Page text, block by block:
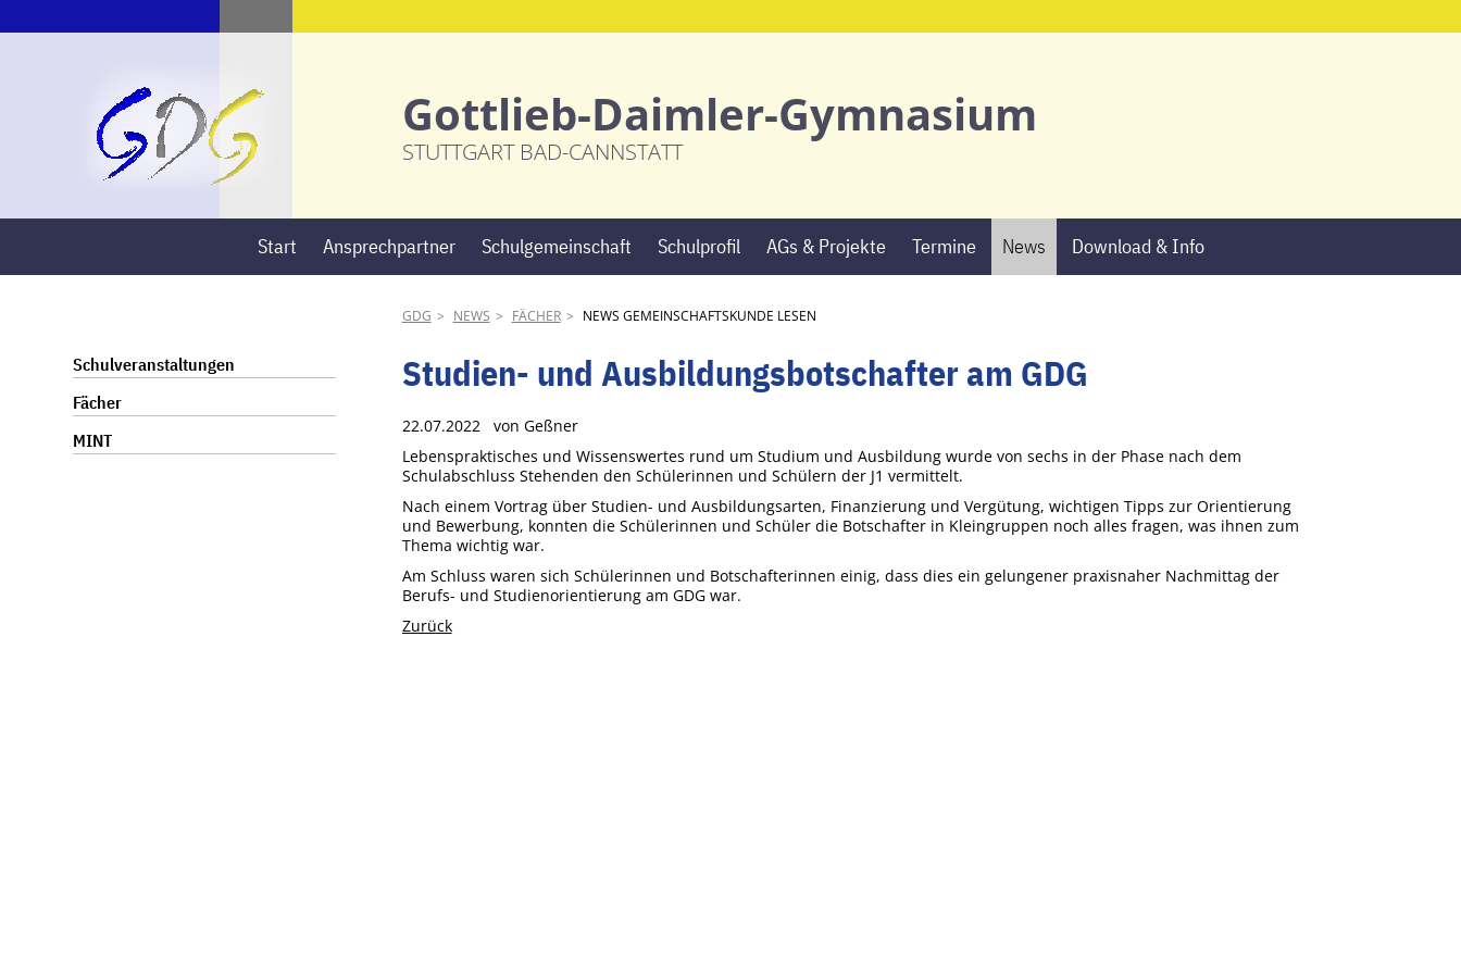
Gottlieb-Daimler-Gymnasium
STUTTGART BAD-CANNSTATT
überspringen
Start Ansprechpartner Schulgemeinschaft Schulprofil AGs & Projekte Termine News Download & Info
GDG NEWS FÄCHER NEWS GEMEINSCHAFTSKUNDE LESEN
Studien- und Ausbildungsbotschafter am GDG
22.07.2022
von Geßner
Lebenspraktisches und Wissenswertes rund um Studium und Ausbildung wurde von sechs in der Phase nach dem
Schulabschluss Stehenden den Schülerinnen und Schülern der J1 vermittelt.
Nach einem Vortrag über Studien- und Ausbildungsarten, Finanzierung und Vergütung, wichtigen Tipps zur Orientierung
und Bewerbung, konnten die Schülerinnen und Schüler die Botschafter in Kleingruppen noch alles fragen, was ihnen zum
Thema wichtig war.
Am Schluss waren sich Schülerinnen und Botschafterinnen einig, dass dies ein gelungener praxisnaher Nachmittag der
Berufs- und Studienorientierung am GDG war.
Zurück
Navigation
überspringen
Schulveranstaltungen
Fächer
MINT